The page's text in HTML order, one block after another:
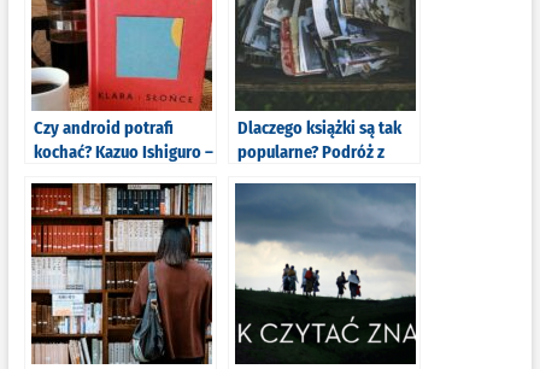
Czy android potrafi
kochać? Kazuo Ishiguro –
[recenzja]
Dlaczego książki są tak
popularne? Podróż z
[książkowy esej i 3 nauki]